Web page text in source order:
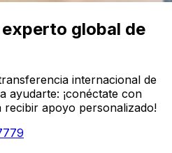
global de
internacional de
ayudarte: ¡conéctate con
apoyo personalizado!